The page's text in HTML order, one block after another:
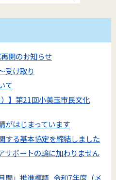
開のお知らせ
受け取り
て
】第21回小美玉市民文化
がはじまっています
する基本協定を締結しました
サポートの輪に加わりません
間」推進標語_令和7年度（〆